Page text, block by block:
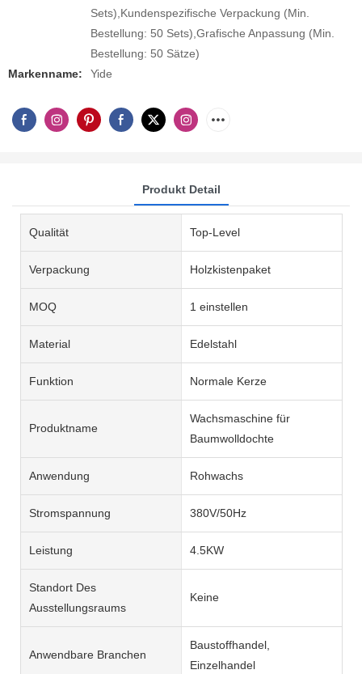
Sets),Kundenspezifische Verpackung (Min.
Bestellung: 50 Sets),Grafische Anpassung (Min.
Bestellung: 50 Sätze)
Markenname:
Yide
Produkt Detail
Qualität Top-Level
Verpackung Holzkistenpaket
MOQ 1 einstellen
Material Edelstahl
Funktion Normale Kerze
Produktname
Wachsmaschine für
Baumwolldochte
Anwendung Rohwachs
Stromspannung 380V/50Hz
Leistung 4.5KW
Standort Des
Ausstellungsraums
Keine
Anwendbare Branchen
Baustoffhandel,
Einzelhandel